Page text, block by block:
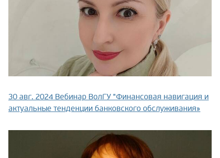
30 авг. 2024 Вебинар ВолГУ "Финансовая навигация и
актуальные тенденции банковского обслуживания»